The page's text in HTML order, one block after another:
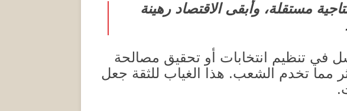
مستقلة، وأبقى الاقتصاد رهينة
في تنظيم انتخابات أو تحقيق مصالحة
مما تخدم الشعب. هذا الغياب للثقة جعل
.